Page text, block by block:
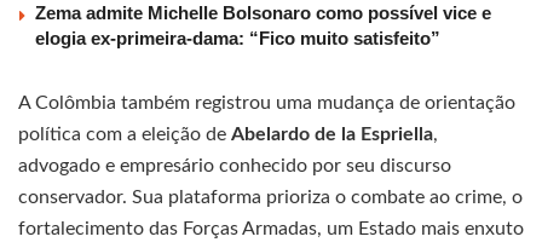
Zema admite Michelle Bolsonaro como possível vice e
elogia ex-primeira-dama: “Fico muito satisfeito”
A Colômbia também registrou uma mudança de orientação
política com a eleição de Abelardo de la Espriella,
advogado e empresário conhecido por seu discurso
conservador. Sua plataforma prioriza o combate ao crime, o
fortalecimento das Forças Armadas, um Estado mais enxuto